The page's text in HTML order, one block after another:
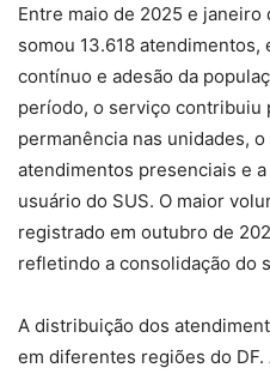
Entre maio de 2025 e
somou 13.618
contínuo e adesão da
período, o serviço contribuiu
permanência nas unidades,
atendimentos presenciais e
usuário do SUS. O maior
registrado em outubro de
refletindo a consolidação do
A distribuição dos
em diferentes regiões do